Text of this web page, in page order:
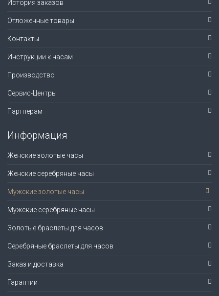
История заказов
Отложенные товары
Контакты
Инструкции к часам
Производство
Сервис-Центры
Партнерам
Информация
Женские золотые часы
Женские серебряные часы
Мужские золотые часы
Мужские серебряные часы
Золотые браслеты для часов
Серебряные браслеты для часов
Заказ и доставка
Гарантии